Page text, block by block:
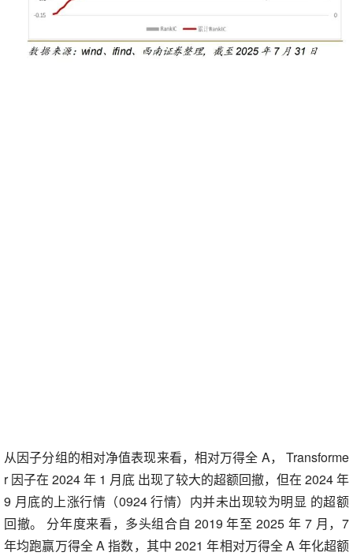
从因子分组的相对净值表现来看，相对万得全 A， Transforme
r 因子在 2024 年 1 月底 出现了较大的超额回撤，但在 2024 年
9 月底的上涨行情（0924 行情）内并未出现较为明显 的超额
回撤。 分年度来看，多头组合自 2019 年至 2025 年 7 月，7
年均跑赢万得全 A 指数，其中 2021 年相对万得全 A 年化超额